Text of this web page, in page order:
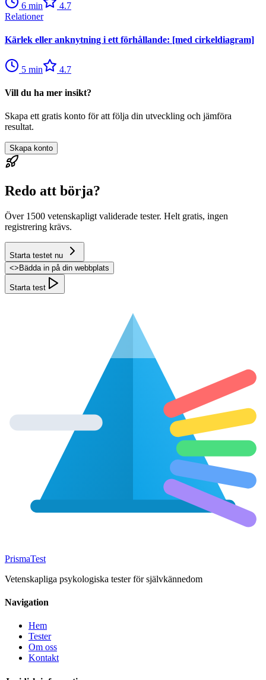
6 min
4.7
Relationer
Kärlek eller anknytning i ett förhållande: [med cirkeldiagram]
5 min 4.7
Vill du ha mer insikt?
Skapa ett gratis konto för att följa din utveckling och jämföra
resultat.
Skapa konto
Redo att börja?
Över 1500 vetenskapligt validerade tester. Helt gratis, ingen
registrering krävs.
Starta testet nu
<> Bädda in på din webbplats
Starta test
PrismaTest
Vetenskapliga psykologiska tester för självkännedom
Navigation
Hem
Tester
Om oss
Kontakt